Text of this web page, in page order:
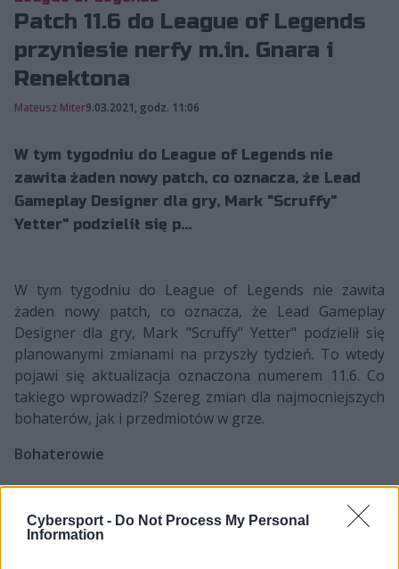
Cybersport - Do Not Process My Personal
Information
Patch 11.6 do League of Legends
przyniesie nerfy m.in. Gnara i
Renektona
Mateusz Miter9.03.2021, godz. 11:06
W tym tygodniu do League of Legends nie
zawita żaden nowy patch, co oznacza, że Lead
Gameplay Designer dla gry, Mark "Scruffy"
Yetter" podzielił się p...
W tym tygodniu do League of Legends nie zawita
żaden nowy patch, co oznacza, że Lead Gameplay
Designer dla gry, Mark "Scruffy" Yetter" podzielił się
planowanymi zmianami na przyszły tydzień. To wtedy
pojawi się aktualizacja oznaczona numerem 11.6. Co
takiego wprowadzi? Szereg zmian dla najmocniejszych
bohaterów, jak i przedmiotów w grze.
Bohaterowie
bohaterów, wszak nie znamy jeszcze ich szczegółów.
Nie wiemy więc, czy będą to zmiany, które na dobre